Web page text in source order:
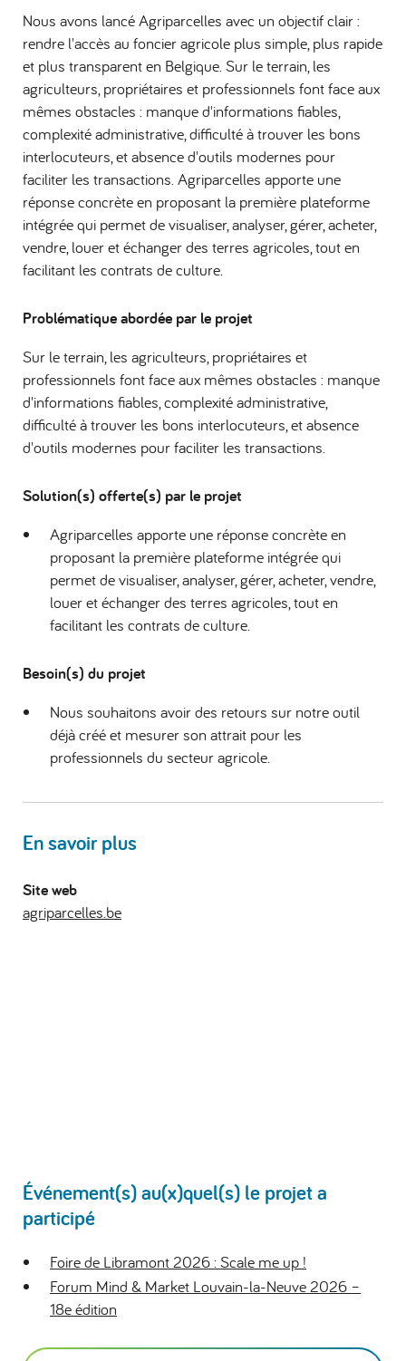
Nous avons lancé Agriparcelles avec un objectif clair :
rendre l'accès au foncier agricole plus simple, plus rapide
et plus transparent en Belgique. Sur le terrain, les
agriculteurs, propriétaires et professionnels font face aux
mêmes obstacles : manque d'informations fiables,
complexité administrative, difficulté à trouver les bons
interlocuteurs, et absence d'outils modernes pour
faciliter les transactions. Agriparcelles apporte une
réponse concrète en proposant la première plateforme
intégrée qui permet de visualiser, analyser, gérer, acheter,
vendre, louer et échanger des terres agricoles, tout en
facilitant les contrats de culture.
Problématique abordée par le projet
Sur le terrain, les agriculteurs, propriétaires et
professionnels font face aux mêmes obstacles : manque
d'informations fiables, complexité administrative,
difficulté à trouver les bons interlocuteurs, et absence
d'outils modernes pour faciliter les transactions.
Solution(s) offerte(s) par le projet
Agriparcelles apporte une réponse concrète en
proposant la première plateforme intégrée qui
permet de visualiser, analyser, gérer, acheter, vendre,
louer et échanger des terres agricoles, tout en
facilitant les contrats de culture.
Besoin(s) du projet
Nous souhaitons avoir des retours sur notre outil
déjà créé et mesurer son attrait pour les
professionnels du secteur agricole.
En savoir plus
Site web
agriparcelles.be
Événement(s) au(x)quel(s) le projet a
participé
Foire de Libramont 2026 : Scale me up !
Forum Mind & Market Louvain-la-Neuve 2026 –
18e édition